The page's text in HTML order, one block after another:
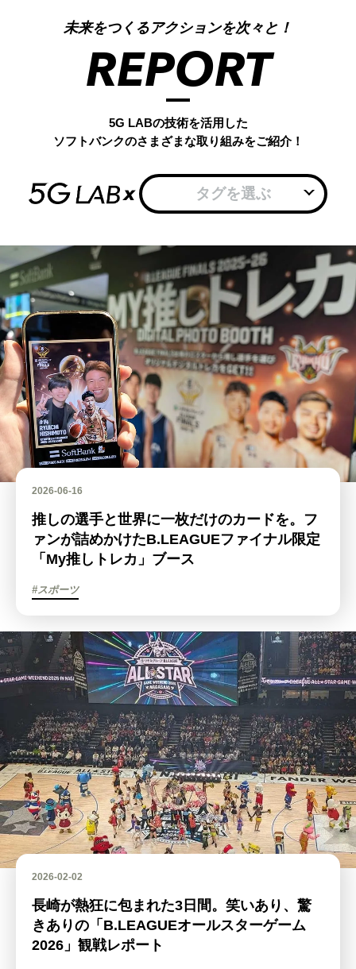
未来をつくるアクションを次々と！
REPORT
5G LABの技術を活用した
ソフトバンクのさまざまな取り組みをご紹介！
x タグを選ぶ
2026-06-16
推しの選手と世界に一枚だけのカードを。フ
ァンが詰めかけたB.LEAGUEファイナル限定
「My推しトレカ」ブース
#スポーツ
2026-02-02
長崎が熱狂に包まれた3日間。笑いあり、驚
きありの「B.LEAGUEオールスターゲーム
2026」観戦レポート